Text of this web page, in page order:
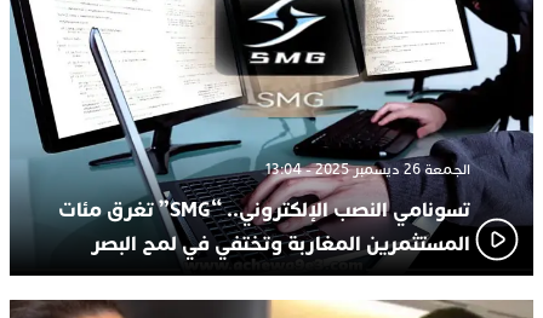
الجمعة 26 ديسمبر 2025 - 13:04
تسونامي النصب الإلكتروني.. “SMG” تغرق مئات
المستثمرين المغاربة وتختفي في لمح البصر